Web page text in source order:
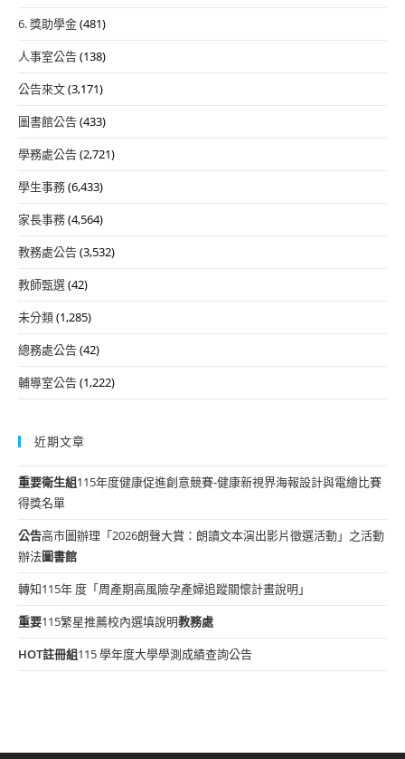
6. 獎助學金(481)
人事室公告(138)
公告來文(3,171)
圖書館公告(433)
學務處公告(2,721)
學生事務(6,433)
家長事務(4,564)
教務處公告(3,532)
教師甄選(42)
未分類(1,285)
總務處公告(42)
輔導室公告(1,222)
近期文章
重要衛生組115年度健康促進創意競賽-健康新視界海報設計與電繪比賽
得獎名單
公告高市圖辦理「2026朗聲大賞：朗讀文本演出影片徵選活動」之活動
辦法圖書館
轉知115年 度「周產期高風險孕產婦追蹤關懷計畫說明」
重要115繁星推薦校內選填說明教務處
HOT註冊組115 學年度大學學測成績查詢公告